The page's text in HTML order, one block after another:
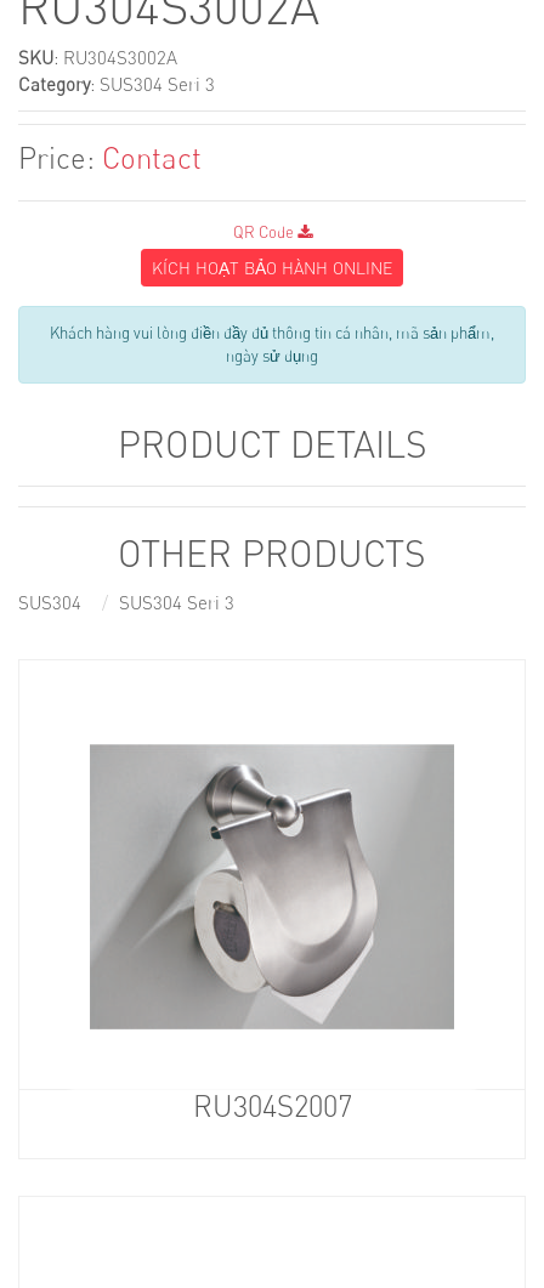
SKU: RU304S3002A
Category: SUS304 Seri 3
Price: Contact
QR Code
KÍCH HOẠT BẢO HÀNH ONLINE
Khách hàng vui lòng điền đầy đủ thông tin cá nhân, mã sản phẩm,
ngày sử dụng
PRODUCT DETAILS
OTHER PRODUCTS
SUS304 SUS304 Seri 3
RU304S2007